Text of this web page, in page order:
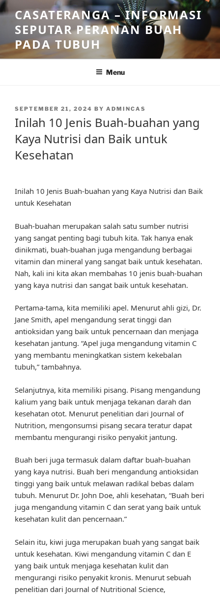
Skip
to
content
CASATERANGA – INFORMASI
SEPUTAR PERANAN BUAH
PADA TUBUH
Menu
POSTED
SEPTEMBER 21, 2024 BY ADMINCAS
Inilah 10 Jenis Buah-buahan yang
Kaya Nutrisi dan Baik untuk
Kesehatan
Inilah 10 Jenis Buah-buahan yang Kaya Nutrisi dan Baik
untuk Kesehatan
Buah-buahan merupakan salah satu sumber nutrisi
yang sangat penting bagi tubuh kita. Tak hanya enak
dinikmati, buah-buahan juga mengandung berbagai
vitamin dan mineral yang sangat baik untuk kesehatan.
Nah, kali ini kita akan membahas 10 jenis buah-buahan
yang kaya nutrisi dan sangat baik untuk kesehatan.
Pertama-tama, kita memiliki apel. Menurut ahli gizi, Dr.
Jane Smith, apel mengandung serat tinggi dan
antioksidan yang baik untuk pencernaan dan menjaga
kesehatan jantung. “Apel juga mengandung vitamin C
yang membantu meningkatkan sistem kekebalan
tubuh,” tambahnya.
Selanjutnya, kita memiliki pisang. Pisang mengandung
kalium yang baik untuk menjaga tekanan darah dan
kesehatan otot. Menurut penelitian dari Journal of
Nutrition, mengonsumsi pisang secara teratur dapat
membantu mengurangi risiko penyakit jantung.
Buah beri juga termasuk dalam daftar buah-buahan
yang kaya nutrisi. Buah beri mengandung antioksidan
tinggi yang baik untuk melawan radikal bebas dalam
tubuh. Menurut Dr. John Doe, ahli kesehatan, “Buah beri
juga mengandung vitamin C dan serat yang baik untuk
kesehatan kulit dan pencernaan.”
Selain itu, kiwi juga merupakan buah yang sangat baik
untuk kesehatan. Kiwi mengandung vitamin C dan E
yang baik untuk menjaga kesehatan kulit dan
mengurangi risiko penyakit kronis. Menurut sebuah
penelitian dari Journal of Nutritional Science,